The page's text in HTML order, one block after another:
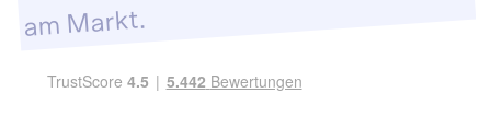
am Markt.